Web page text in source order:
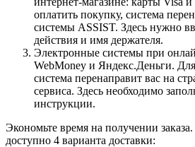
оплатить покупку, система
системы ASSIST. Здесь нужно
действия и имя держателя.
Электронные системы при
WebMoney и Яндекс.Деньги.
система перенаправит вас на
сервиса. Здесь необходимо
инструкции.
Экономьте время на получении
доступно 4 варианта доставки: